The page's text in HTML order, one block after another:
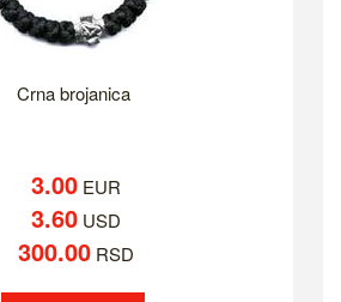
Crna brojanica
3.00 EUR
3.60 USD
300.00 RSD